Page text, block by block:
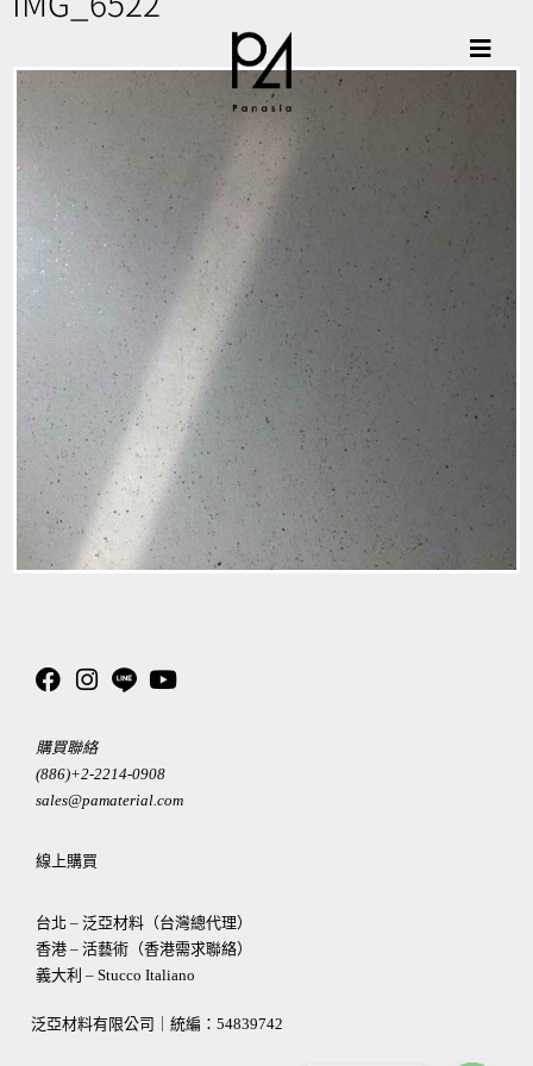
購買聯絡
(886)+2-2214-0908
sales@pamaterial.com
線上購買
台北 – 泛亞材料（台灣總代理）
香港 – 活藝術（香港需求聯絡）
義大利 – Stucco Italiano
泛亞材料有限公司｜統編： 54839742